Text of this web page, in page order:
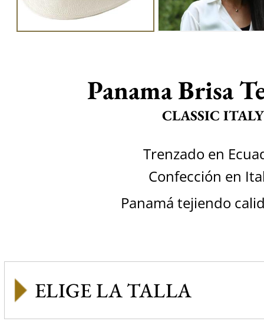
Panama Brisa
CLASSIC ITALY
Trenzado en
Confección en
Panamá tejiendo